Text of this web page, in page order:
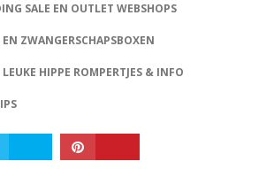
SALE EN OUTLET WEBSHOPS
ZWANGERSCHAPSBOXEN
HIPPE ROMPERTJES & INFO
& OUTLET TIPS